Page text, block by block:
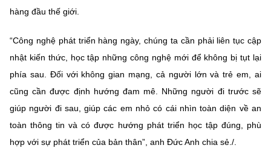
hàng đầu thế giới.
“Công nghệ phát triển hàng ngày, chúng ta cần phải liên tục cập
nhật kiến thức, học tập những công nghệ mới để không bị tụt lại
phía sau. Đối với không gian mạng, cả người lớn và trẻ em, ai
cũng cần được định hướng đam mê. Những người đi trước sẽ
giúp người đi sau, giúp các em nhỏ có cái nhìn toàn diện về an
toàn thông tin và có được hướng phát triển học tập đúng, phù
hợp với sự phát triển của bản thân”, anh Đức Anh chia sẻ./.